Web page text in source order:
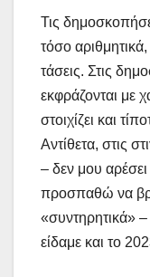
Τις
τόσο
τάσεις. Στις
εκφράζονται με
στοιχίζει και
Αντίθετα, στις
– δεν μου
προσπαθώ να
«συντηρητικά»
είδαμε και το